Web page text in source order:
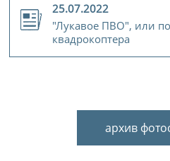
25.07.2022
"Лукавое ПВО", или
квадрокоптера
архив